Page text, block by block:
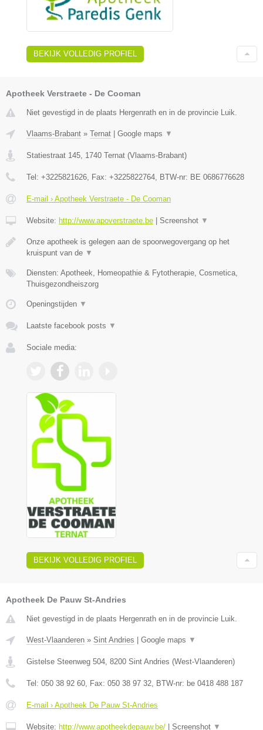
BEKIJK VOLLEDIG PROFIEL
Apotheek Verstraete - De Cooman
Niet gevestigd in de plaats Hergenrath en in de provincie Luik.
Vlaams-Brabant » Ternat | Google maps ▼
Statiestraat 145 1740 Ternat (Vlaams-Brabant)
Tel: +3225821626 , Fax: +3225822764 , BTW-nr: BE 0686776628
E-mail › Apotheek Verstraete - De Cooman
Website: http://www.apoverstraete.be | Screenshot ▼
Onze apotheek is gelegen aan de spoorwegovergang op het
kruispunt van de ▼
Diensten: Apotheek, Homeopathie & Fytotherapie, Cosmetica,
Thuisgezondheiszorg
Openingstijden ▼
Laatste facebook posts ▼
Sociale media:
BEKIJK VOLLEDIG PROFIEL
Apotheek De Pauw St-Andries
Niet gevestigd in de plaats Hergenrath en in de provincie Luik.
West-Vlaanderen » Sint Andries Google maps ▼
Gistelse Steenweg 504, 8200 Sint Andries (West-Vlaanderen)
Tel: 050 38 92 60, Fax: 050 38 97 32, BTW-nr: be 0418 488 187
E-mail › Apotheek De Pauw St-Andries
Website: http://www.apotheekdepauw.be/ Screenshot ▼